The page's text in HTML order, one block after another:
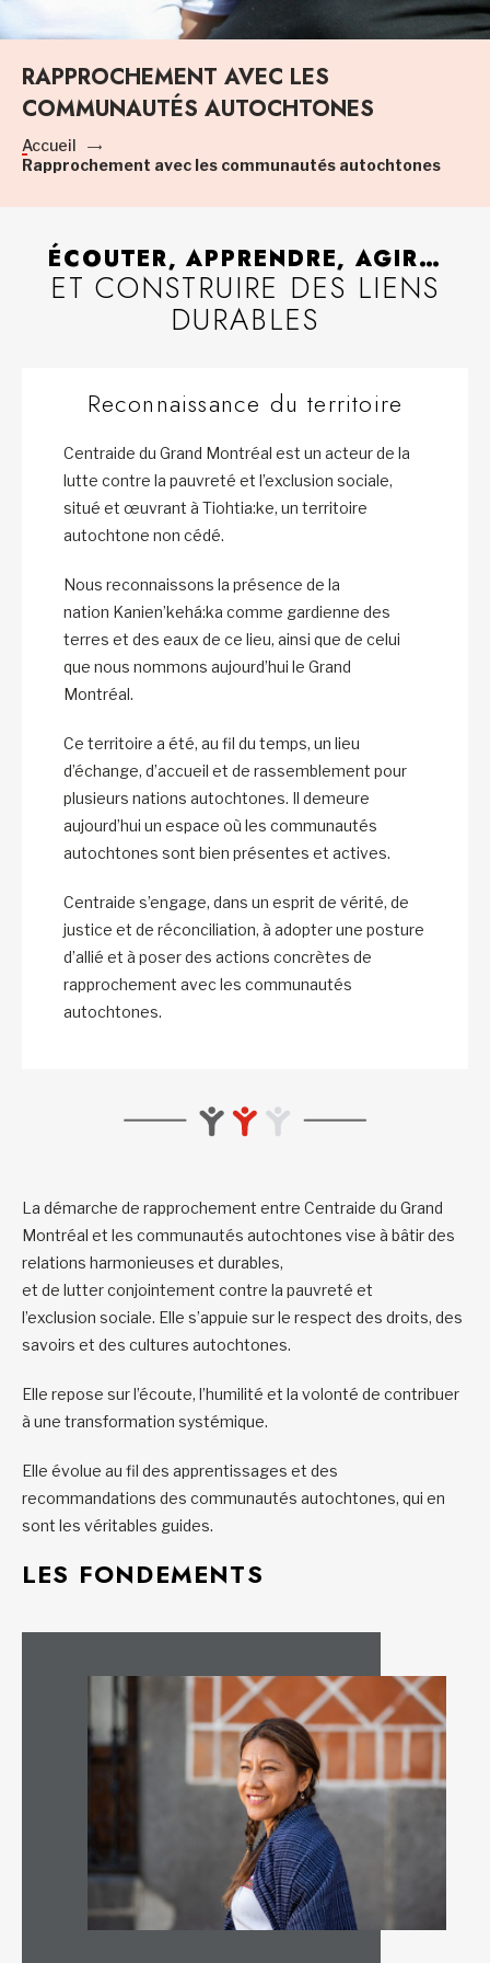
RAPPROCHEMENT AVEC LES
COMMUNAUTÉS AUTOCHTONES
Accueil
Rapprochement avec les communautés autochtones
ÉCOUTER, APPRENDRE, AGIR…
ET CONSTRUIRE DES LIENS
DURABLES
Reconnaissance du territoire
Centraide du Grand Montréal est un acteur de la
lutte contre la pauvreté et l’exclusion sociale,
situé et œuvrant à Tiohtia:ke, un territoire
autochtone non cédé.
Nous reconnaissons la présence de la
nation Kanien’kehá:ka comme gardienne des
terres et des eaux de ce lieu, ainsi que de celui
que nous nommons aujourd’hui le Grand
Montréal.
Ce territoire a été, au fil du temps, un lieu
d’échange, d’accueil et de rassemblement pour
plusieurs nations autochtones. Il demeure
aujourd’hui un espace où les communautés
autochtones sont bien présentes et actives.
Centraide s’engage, dans un esprit de vérité, de
justice et de réconciliation, à adopter une posture
d’allié et à poser des actions concrètes de
rapprochement avec les communautés
autochtones.
La démarche de rapprochement entre Centraide du Grand
Montréal et les communautés autochtones vise à bâtir des
relations harmonieuses et durables,
et de lutter conjointement contre la pauvreté et
l’exclusion sociale. Elle s’appuie sur le respect des droits, des
savoirs et des cultures autochtones.
Elle repose sur l’écoute, l’humilité et la volonté de contribuer
à une transformation systémique.
Elle évolue au fil des apprentissages et des
recommandations des communautés autochtones, qui en
sont les véritables guides.
LES FONDEMENTS